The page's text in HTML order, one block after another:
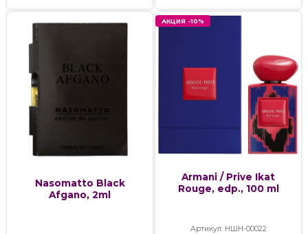
Nasomatto Black
Afgano, 2ml
АКЦИЯ -10%
Armani / Prive Ikat
Rouge, edp., 100 ml
Артикул: НШН-00022